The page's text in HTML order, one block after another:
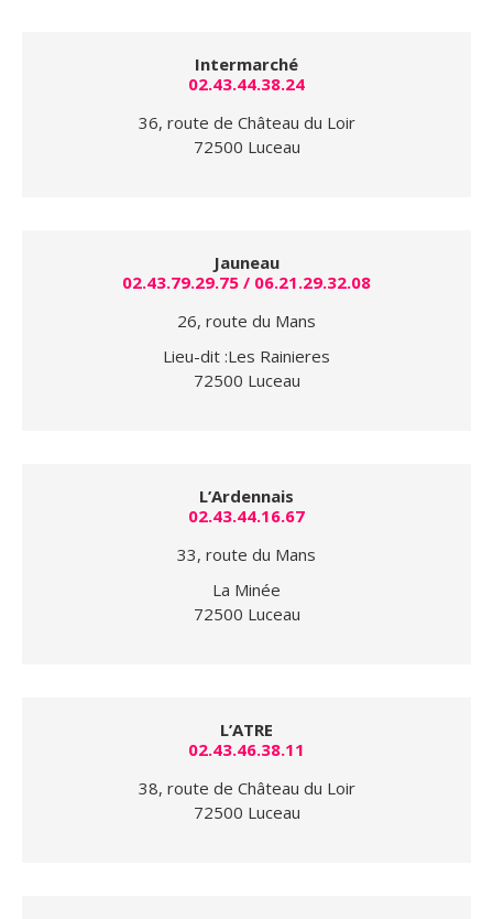
Intermarché
02.43.44.38.24
36, route de Château du Loir
72500 Luceau
Jauneau
02.43.79.29.75 / 06.21.29.32.08
26, route du Mans
Lieu-dit :Les Rainieres
72500 Luceau
L’Ardennais
02.43.44.16.67
33, route du Mans
La Minée
72500 Luceau
L’ATRE
02.43.46.38.11
38, route de Château du Loir
72500 Luceau